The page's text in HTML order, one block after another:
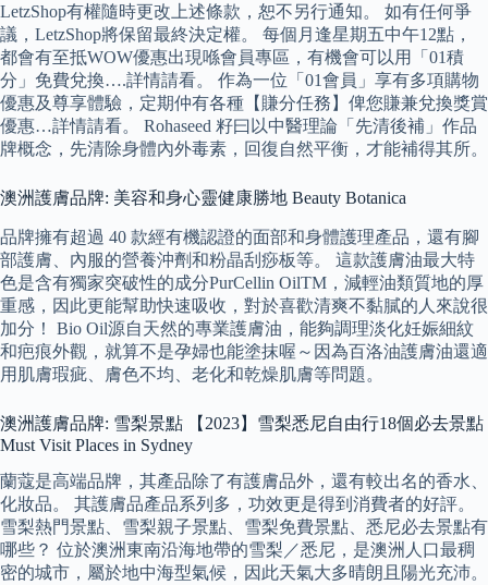
LetzShop有權隨時更改上述條款，恕不另行通知。 如有任何爭
議，LetzShop將保留最終決定權。 每個月逢星期五中午12點，
都會有至抵WOW優惠出現喺會員專區，有機會可以用「01積
分」免費兌換….詳情請看。 作為一位「01會員」享有多項購物
優惠及尊享體驗，定期仲有各種【賺分任務】俾您賺兼兌換獎賞
優惠…詳情請看。 Rohaseed 籽曰以中醫理論「先清後補」作品
牌概念，先清除身體內外毒素，回復自然平衡，才能補得其所。
澳洲護膚品牌: 美容和身心靈健康勝地 Beauty Botanica
品牌擁有超過 40 款經有機認證的面部和身體護理產品，還有腳
部護膚、內服的營養沖劑和粉晶刮痧板等。 這款護膚油最大特
色是含有獨家突破性的成分PurCellin OilTM，減輕油類質地的厚
重感，因此更能幫助快速吸收，對於喜歡清爽不黏膩的人來說很
加分！ Bio Oil源自天然的專業護膚油，能夠調理淡化妊娠細紋
和疤痕外觀，就算不是孕婦也能塗抹喔～因為百洛油護膚油還適
用肌膚瑕疵、膚色不均、老化和乾燥肌膚等問題。
澳洲護膚品牌: 雪梨景點 【2023】雪梨悉尼自由行18個必去景點
Must Visit Places in Sydney
蘭蔻是高端品牌，其產品除了有護膚品外，還有較出名的香水、
化妝品。 其護膚品產品系列多，功效更是得到消費者的好評。
雪梨熱門景點、雪梨親子景點、雪梨免費景點、悉尼必去景點有
哪些？ 位於澳洲東南沿海地帶的雪梨／悉尼，是澳洲人口最稠
密的城市，屬於地中海型氣候，因此天氣大多晴朗且陽光充沛。